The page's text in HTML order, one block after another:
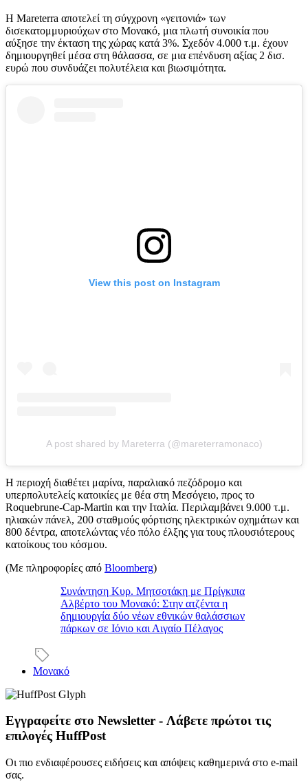
Η Mareterra αποτελεί τη σύγχρονη «γειτονιά» των
δισεκατομμυριούχων στο Μονακό, μια πλωτή συνοικία που
αύξησε την έκταση της χώρας κατά 3%. Σχεδόν 4.000 τ.μ. έχουν
δημιουργηθεί μέσα στη θάλασσα, σε μια επένδυση αξίας 2 δισ.
ευρώ που συνδυάζει πολυτέλεια και βιωσιμότητα.
View this post on Instagram
A post shared by Mareterra (@mareterramonaco)
Η περιοχή διαθέτει μαρίνα, παραλιακό πεζόδρομο και
υπερπολυτελείς κατοικίες με θέα στη Μεσόγειο, προς το
Roquebrune-Cap-Martin και την Ιταλία. Περιλαμβάνει 9.000 τ.μ.
ηλιακών πάνελ, 200 σταθμούς φόρτισης ηλεκτρικών οχημάτων και
800 δέντρα, αποτελώντας νέο πόλο έλξης για τους πλουσιότερους
κατοίκους του κόσμου.
(Με πληροφορίες από Bloomberg)
Συνάντηση Κυρ. Μητσοτάκη με Πρίγκιπα
Αλβέρτο του Μονακό: Στην ατζέντα η
δημιουργία δύο νέων εθνικών θαλάσσιων
πάρκων σε Ιόνιο και Αιγαίο Πέλαγος
Μονακό
Εγγραφείτε στο Newsletter - Λάβετε πρώτοι τις
επιλογές HuffPost
Οι πιο ενδιαφέρουσες ειδήσεις και απόψεις καθημερινά στο e-mail
σας.